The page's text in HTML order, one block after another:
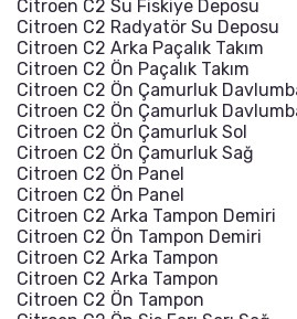
Citroen C2 Su Fiskiye Deposu
Citroen C2 Radyatör Su Deposu
Citroen C2 Arka Paçalık Takım
Citroen C2 Ön Paçalık Takım
Citroen C2 Ön Çamurluk
Citroen C2 Ön Çamurluk
Citroen C2 Ön Çamurluk Sol
Citroen C2 Ön Çamurluk Sağ
Citroen C2 Ön Panel
Citroen C2 Ön Panel
Citroen C2 Arka Tampon Demiri
Citroen C2 Ön Tampon Demiri
Citroen C2 Arka Tampon
Citroen C2 Arka Tampon
Citroen C2 Ön Tampon